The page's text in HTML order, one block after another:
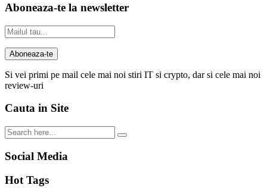
Aboneaza-te la newsletter
Si vei primi pe mail cele mai noi stiri IT si crypto, dar si cele mai noi
review-uri
Cauta in Site
Social Media
Hot Tags